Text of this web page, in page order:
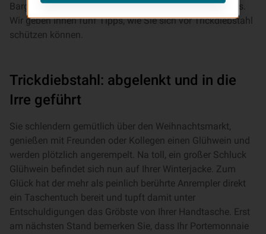
Bargeld und Schmuck schnell und unwiederbringlich los.
Wir geben Ihnen fünf Tipps, wie Sie sich vor Trickdiebstahl
schützen können.
Trickdiebstahl: abgelenkt und in die
Irre geführt
Sie schlendern gemütlich über den Weihnachtsmarkt,
genießen mit Freunden oder Kollegen einen Glühwein und
werden plötzlich angerempelt. Na toll, ein großer Schluck
Glühwein befindet sich nun auf Ihrer Winterjacke. Zum
Glück hat der mehr als peinlich berührte Anrempler direkt
ein Taschentuch bereit und tupft damit unter
Entschuldigungen das Gröbste von Ihrer Handtasche. Erst
am nächsten Stand bemerken Sie, dass Ihr Portemonnaie